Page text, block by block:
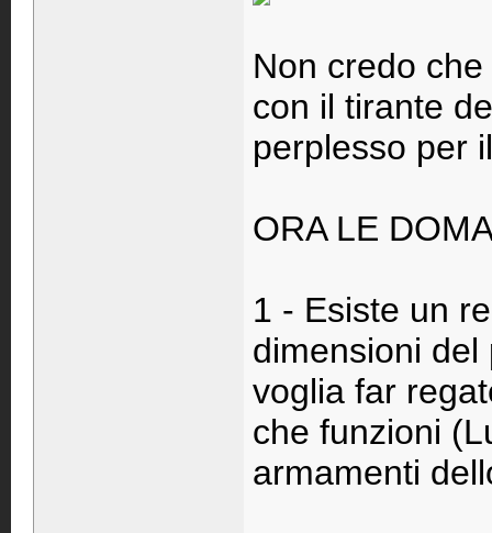
Non credo
con il tirante
perplesso per
ORA LE
1 - Esiste un
dimensioni
voglia far
che funzioni
armamenti